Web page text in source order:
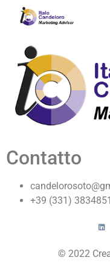
Contatto
+39 (331) 3834851
© 2022